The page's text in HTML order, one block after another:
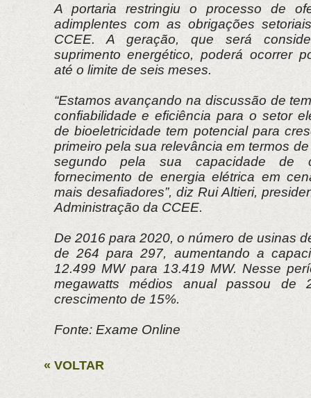
A portaria restringiu o processo de
adimplentes com as obrigações
CCEE. A geração, que será
suprimento energético, poderá ocorrer
até o limite de seis meses.
“Estamos avançando na discussão de
confiabilidade e eficiência para o setor
de bioeletricidade tem potencial para
primeiro pela sua relevância em termos
segundo pela sua capacidade de
fornecimento de energia elétrica em
mais desafiadores”, diz Rui Altieri,
Administração da CCEE.
De 2016 para 2020, o número de usinas
de 264 para 297, aumentando a
12.499 MW para 13.419 MW. Nesse
megawatts médios anual passou de
crescimento de 15%.
Fonte: Exame Online
« VOLTAR